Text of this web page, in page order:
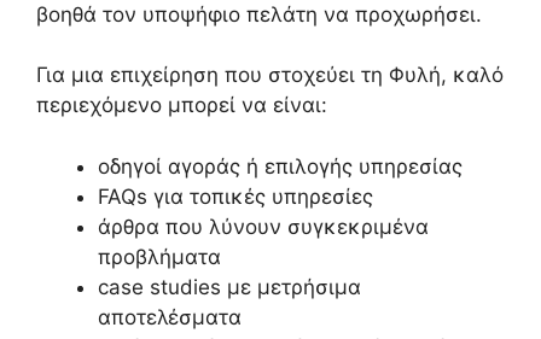
βοηθά τον υποψήφιο πελάτη να προχωρήσει.
Για μια επιχείρηση που στοχεύει τη Φυλή, καλό
περιεχόμενο μπορεί να είναι:
οδηγοί αγοράς ή επιλογής υπηρεσίας
FAQs για τοπικές υπηρεσίες
άρθρα που λύνουν συγκεκριμένα
προβλήματα
case studies με μετρήσιμα
αποτελέσματα